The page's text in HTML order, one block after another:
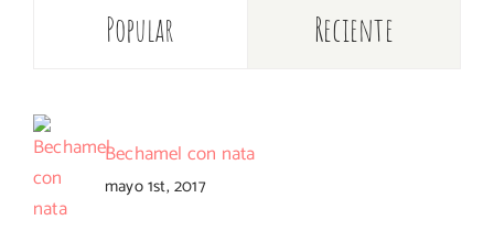
Popular Reciente
Bechamel con nata
mayo 1st, 2017